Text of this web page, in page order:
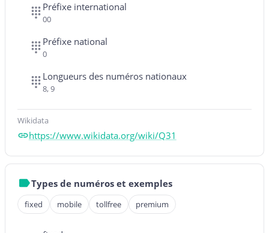
Préfixe international
00
Préfixe national
0
Longueurs des numéros nationaux
8, 9
Wikidata
https://www.wikidata.org/wiki/Q31
Types de numéros et exemples
fixed mobile tollfree premium